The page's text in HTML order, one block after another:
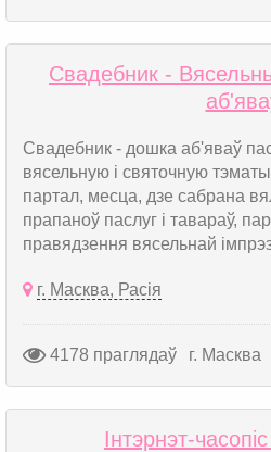
Свадебник -
Свадебник - дошка аб'яваў
вясельную і святочную
партал, месца, дзе сабрана
прапаноў паслуг і тавараў,
правядзення вясельнай
г. Масква, Расія
4178 праглядаў г. Масква
Інтэрнэт-